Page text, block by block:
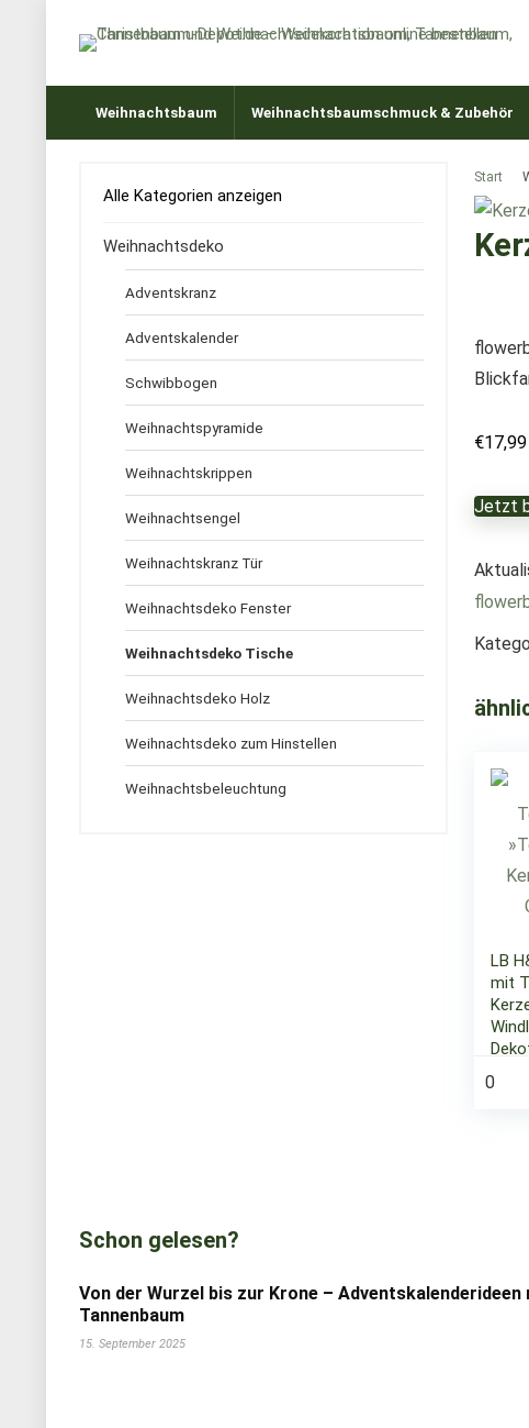
Weihnachtsbaum Weihnachtsbaumschmuck & Zubehör
Start
€17,99
Jetzt
LB
mit
0
Alle Kategorien anzeigen
Weihnachtsdeko
Adventskranz
Adventskalender
Schwibbogen
Weihnachtspyramide
Weihnachtskrippen
Weihnachtsengel
Weihnachtskranz Tür
Weihnachtsdeko Fenster
Weihnachtsdeko Tische
Weihnachtsdeko Holz
Weihnachtsdeko zum Hinstellen
Weihnachtsbeleuchtung
Schon gelesen?
Von der Wurzel bis zur Krone – Adventskalenderideen
Tannenbaum
15. September 2025